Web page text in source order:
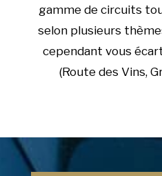
gamme de circuits
selon plusieurs
cependant vous
(Route des Vins,